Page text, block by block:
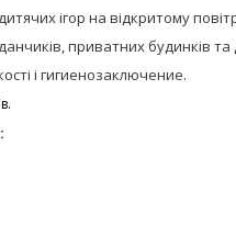
ігор на відкритому
приватних будинків та
і гигиенозаключение.
: